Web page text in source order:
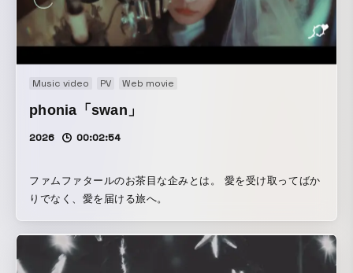
Music video PV Web movie
phonia「swan」
2026 00:02:54
ファムファタールのお茶目な企みとは。 愛を受け取ってばか
りでなく、愛を届ける旅へ。